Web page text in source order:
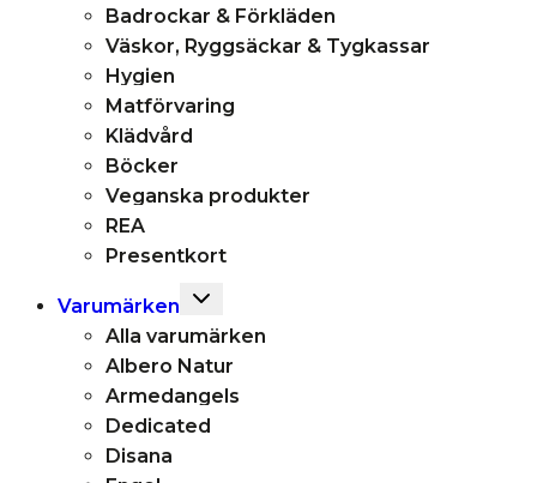
menu
Badrockar & Förkläden
Väskor, Ryggsäckar & Tygkassar
Hygien
Matförvaring
Klädvård
Böcker
Veganska produkter
REA
Presentkort
Varumärken
Toggle
menu
Alla varumärken
Albero Natur
Armedangels
Dedicated
Disana